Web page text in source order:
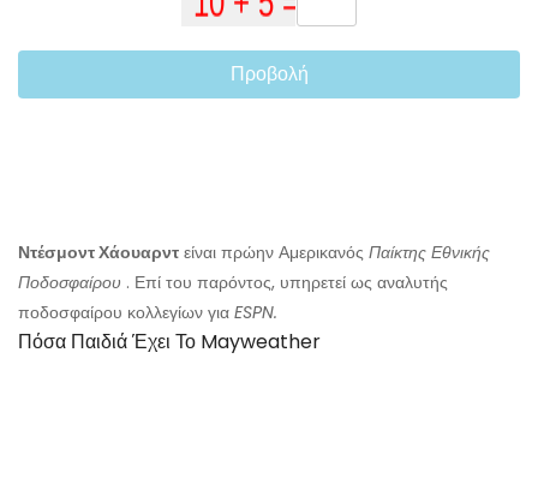
Προβολή
Ντέσμοντ Χάουαρντ είναι πρώην Αμερικανός Παίκτης Εθνικής
Ποδοσφαίρου . Επί του παρόντος, υπηρετεί ως αναλυτής
ποδοσφαίρου κολλεγίων για ESPN.
Πόσα Παιδιά Έχει Το Mayweather